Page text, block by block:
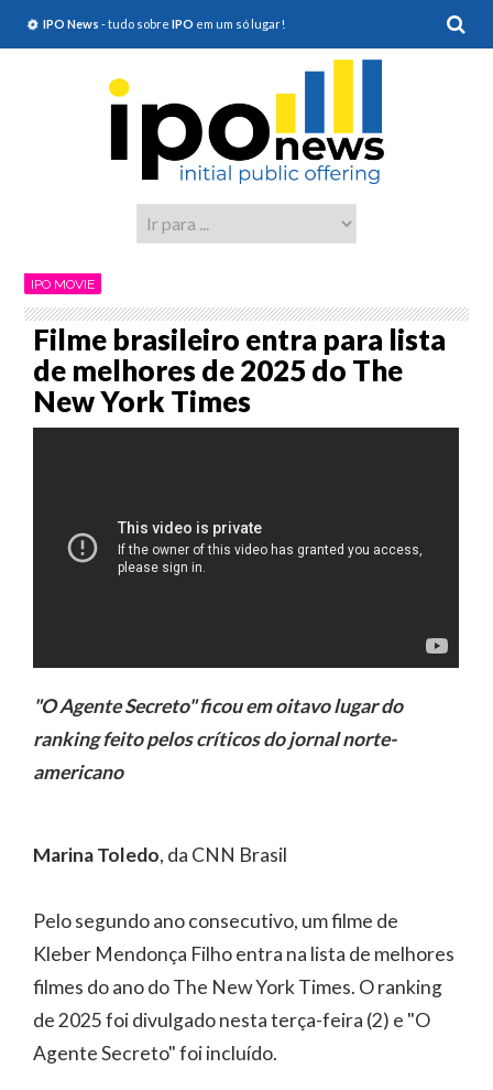
IPO News - tudo sobre IPO em um só lugar!
IPO MOVIE
Filme brasileiro entra para lista
de melhores de 2025 do The
New York Times
"O Agente Secreto" ficou em oitavo lugar do
ranking feito pelos críticos do jornal norte-
americano
Marina Toledo, da CNN Brasil
Pelo segundo ano consecutivo, um filme de
Kleber Mendonça Filho entra na lista de melhores
filmes do ano do The New York Times. O ranking
de 2025 foi divulgado nesta terça-feira (2) e "O
Agente Secreto" foi incluído.